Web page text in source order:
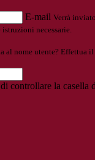
E-mail Verrà
necessarie.
al nome utente? Effettua il
controllare la casella